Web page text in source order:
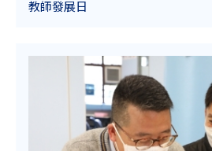
教師發展日